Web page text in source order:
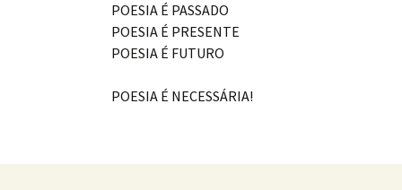
POESIA É PASSADO
POESIA É PRESENTE
POESIA É FUTURO
POESIA É NECESSÁRIA!